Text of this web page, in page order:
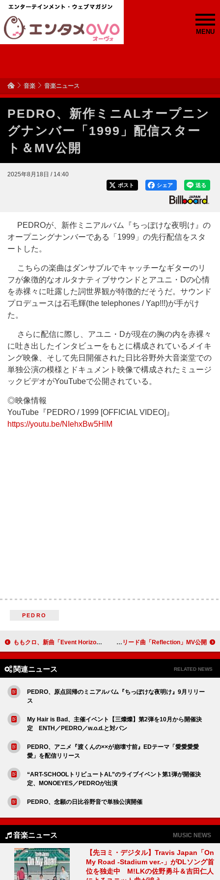
MENU
音楽 音楽ニュース
PEDRO、新作ミニALオープニン
グナンバー「1999」配信スター
ト＆MV公開
2025年8月18日 / 14:40
送る
シェア
ポスト
PEDROが、新作ミニアルバム『ちっぽけな夜明け』の
オープニングナンバーである「1999」の先行配信をスタ
ートした。
こちらの楽曲はダンサブルでキャッチーなギターのリ
フが象徴的なオルタナティブサウンドとアユニ・Dの心情
を赤裸々に吐露した詞世界観が特徴的だそうだ。サウンド
プロデュースは石毛輝(the telephones / Yap!!!)が手がけ
た。
さらに配信に際し、アユニ・Dが現在の胸の内を赤裸々
に吐き出したインタビューをもとに構成されているメイキ
ング映像、そして先日開催された日比谷野外大音楽堂での
単独公演の模様とドキュメント映像で構成されたミュージ
ックビデオがYouTubeで公開されている。
◎映像情報
YouTube『PEDRO / 1999 [OFFICIAL VIDEO]』
https://youtu.be/NIehxBw5HlM
PEDRO
ももクロ、新曲「Event Horizon」初パフォーマンス映像公開 PSYCHIC FEVER、オリジナル 3rd EP『PSYCHIC FILE III』リード曲「Reflection」MV公開
関連ニュース RELATED NEWS
PEDRO、原点回帰のミニアルバム『ちっぽけな夜明け』9月リリー
ス
My Hair is Bad、主催イベント【三燦燦】第2弾を10月から開催決
定 ENTH／PEDRO／w.o.d.と対バン
PEDRO、アニメ『渡くんの××が崩壊寸前』EDテーマ「愛愛愛愛
愛」を配信リリース
“ART-SCHOOLトリビュートAL”のライブイベント第1弾が開催決
定、MONOEYES／PEDROが出演
PEDRO、念願の日比谷野音で単独公演開催
音楽ニュース MUSIC NEWS
【先ヨミ・デジタル】Travis Japan「On
My Road -Stadium ver.-」がDLソング首
位を独走中 M!LKの佐野勇斗＆吉田仁人